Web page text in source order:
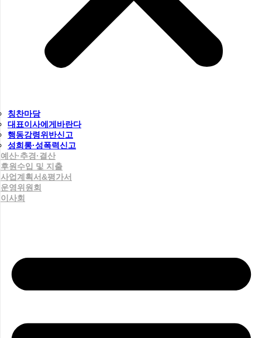
칭찬마당
대표이사에게바란다
행동강령위반신고
성희롱·성폭력신고
예산·추경·결산
후원수입 및 지출
사업계획서&평가서
운영위원회
이사회